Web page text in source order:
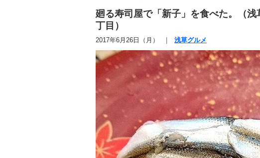
廻る寿司屋で「新子」を食べた。（
丁目）
2017年6月26日（月） 浅草グルメ